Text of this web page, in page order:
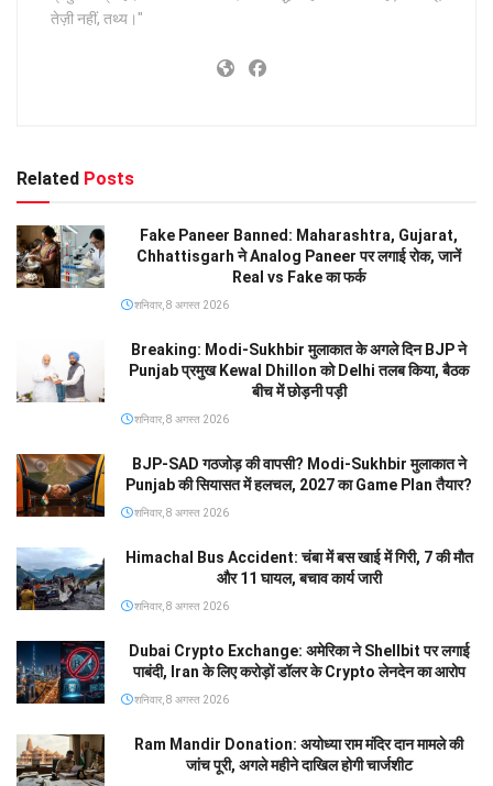
तेज़ी नहीं, तथ्य।"
Related Posts
Fake Paneer Banned: Maharashtra, Gujarat,
Chhattisgarh ने Analog Paneer पर लगाई रोक, जानें
Real vs Fake का फर्क
शनिवार, 8 अगस्त 2026
Breaking: Modi-Sukhbir मुलाकात के अगले दिन BJP ने
Punjab प्रमुख Kewal Dhillon को Delhi तलब किया, बैठक
बीच में छोड़नी पड़ी
शनिवार, 8 अगस्त 2026
BJP-SAD गठजोड़ की वापसी? Modi-Sukhbir मुलाकात ने
Punjab की सियासत में हलचल, 2027 का Game Plan तैयार?
शनिवार, 8 अगस्त 2026
Himachal Bus Accident: चंबा में बस खाई में गिरी, 7 की मौत
और 11 घायल, बचाव कार्य जारी
शनिवार, 8 अगस्त 2026
Dubai Crypto Exchange: अमेरिका ने Shellbit पर लगाई
पाबंदी, Iran के लिए करोड़ों डॉलर के Crypto लेनदेन का आरोप
शनिवार, 8 अगस्त 2026
Ram Mandir Donation: अयोध्या राम मंदिर दान मामले की
जांच पूरी, अगले महीने दाखिल होगी चार्जशीट